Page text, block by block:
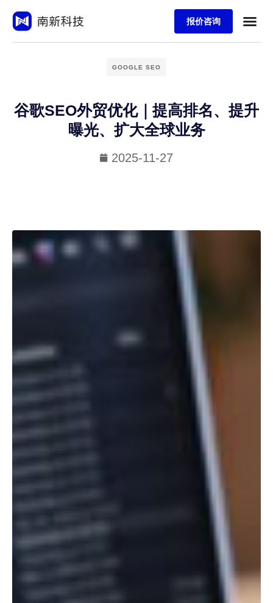
报价咨询
GOOGLE SEO
谷歌SEO外贸优化｜提高排名、提升
曝光、扩大全球业务
2025-11-27